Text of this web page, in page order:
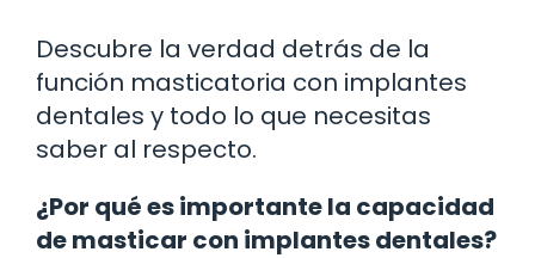
Descubre la verdad detrás de la
función masticatoria con implantes
dentales y todo lo que necesitas
saber al respecto.
¿Por qué es importante la capacidad
de masticar con implantes dentales?